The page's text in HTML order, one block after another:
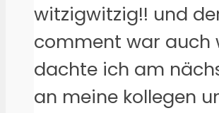
witzigwitzig!! und
comment war auch
dachte ich am
an meine kollegen